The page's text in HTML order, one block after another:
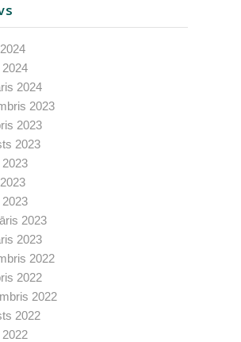
2024
2023
2023
2023
2023
2023
2022
2022
2022
2022